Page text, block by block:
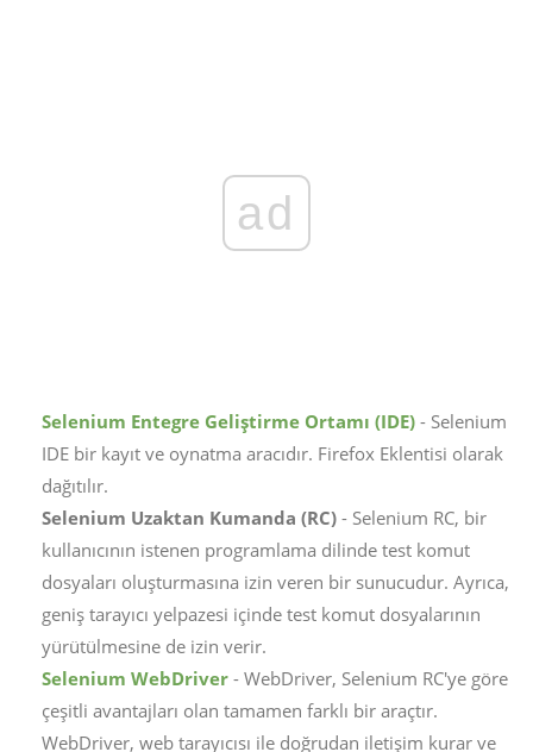
ad
Selenium Entegre Geliştirme Ortamı (IDE) - Selenium
IDE bir kayıt ve oynatma aracıdır. Firefox Eklentisi olarak
dağıtılır.
Selenium Uzaktan Kumanda (RC) - Selenium RC, bir
kullanıcının istenen programlama dilinde test komut
dosyaları oluşturmasına izin veren bir sunucudur. Ayrıca,
geniş tarayıcı yelpazesi içinde test komut dosyalarının
yürütülmesine de izin verir.
Selenium WebDriver - WebDriver, Selenium RC'ye göre
çeşitli avantajları olan tamamen farklı bir araçtır.
WebDriver, web tarayıcısı ile doğrudan iletişim kurar ve